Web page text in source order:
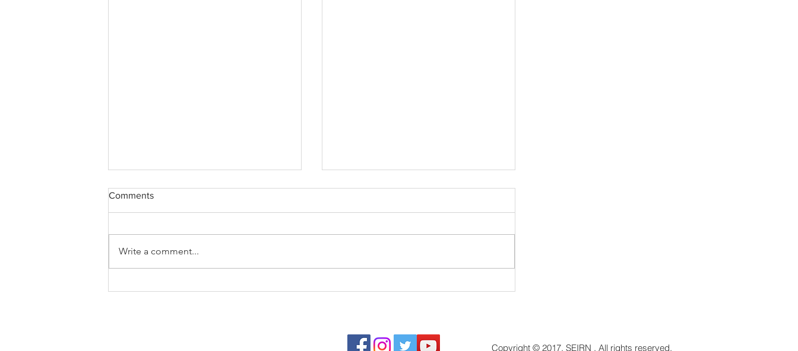
Reflexión y Acción
Comments
Write a comment...
Copyright © 2017, SEIRN . All rights reserved.